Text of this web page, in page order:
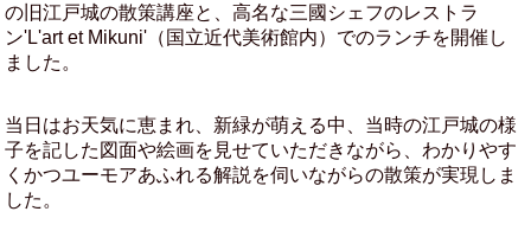
の旧江戸城の散策講座と、高名な三國シェフのレストラ
ン'L'art et Mikuni'（国立近代美術館内）でのランチを開催し
ました。
当日はお天気に恵まれ、新緑が萌える中、当時の江戸城の様
子を記した図面や絵画を見せていただきながら、わかりやす
くかつユーモアあふれる解説を伺いながらの散策が実現しま
した。